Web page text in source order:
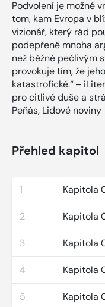
Podvolení je možné
tom, kam Evropa v
vizionář, který rád
podepřené mnoha
než běžně pečlivým
provokuje tím, že
katastrofické.“ ‒
pro citlivé duše a
Peňás, Lidové noviny
Přehled kapitol
1 Kapitola
2 Kapitola
3 Kapitola
4 Kapitola
5 Kapitola